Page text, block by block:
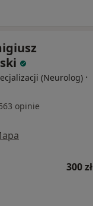
(Neurolog) ·
opinie
300 zł